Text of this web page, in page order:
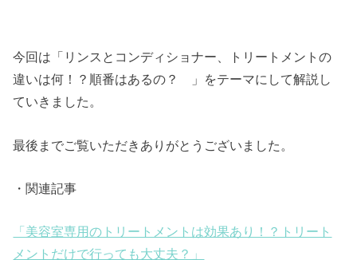
今回は「リンスとコンディショナー、トリートメントの
違いは何！？順番はあるの？ 」をテーマにして解説し
ていきました。
最後までご覧いただきありがとうございました。
・関連記事
「美容室専用のトリートメントは効果あり！？トリート
メントだけで行っても大丈夫？」